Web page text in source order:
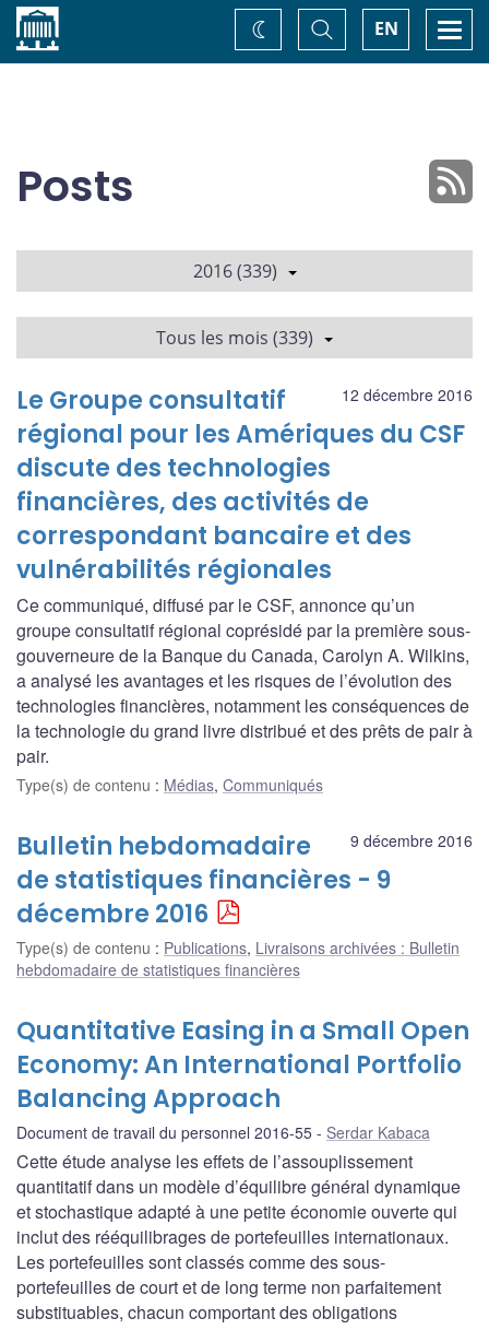
Accueil EN
Basculer
la
recherche
Changez
de
Posts
2016 (339)
Tous les mois (339)
12 décembre 2016
Le Groupe consultatif
régional pour les Amériques du CSF
discute des technologies
financières, des activités de
correspondant bancaire et des
vulnérabilités régionales
Ce communiqué, diffusé par le CSF, annonce qu’un
groupe consultatif régional coprésidé par la première sous-
gouverneure de la Banque du Canada, Carolyn A. Wilkins,
a analysé les avantages et les risques de l’évolution des
technologies financières, notamment les conséquences de
la technologie du grand livre distribué et des prêts de pair à
pair.
Type(s) de contenu : Médias, Communiqués
9 décembre 2016
Bulletin hebdomadaire
de statistiques financières - 9
décembre 2016
Type(s) de contenu : Publications, Livraisons archivées : Bulletin
hebdomadaire de statistiques financières
Quantitative Easing in a Small Open
Economy: An International Portfolio
Balancing Approach
Document de travail du personnel 2016-55 Serdar Kabaca
Cette étude analyse les effets de l’assouplissement
quantitatif dans un modèle d’équilibre général dynamique
et stochastique adapté à une petite économie ouverte qui
inclut des rééquilibrages de portefeuilles internationaux.
Les portefeuilles sont classés comme des sous-
portefeuilles de court et de long terme non parfaitement
substituables, chacun comportant des obligations